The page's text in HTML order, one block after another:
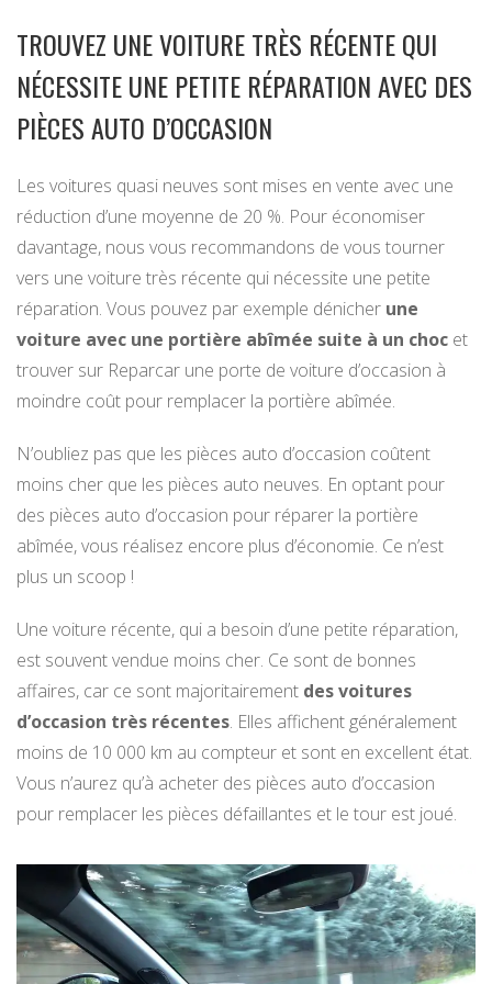
TROUVEZ UNE VOITURE TRÈS RÉCENTE QUI
NÉCESSITE UNE PETITE RÉPARATION AVEC DES
PIÈCES AUTO D’OCCASION
Les voitures quasi neuves sont mises en vente avec une
réduction d’une moyenne de 20 %. Pour économiser
davantage, nous vous recommandons de vous tourner
vers une voiture très récente qui nécessite une petite
réparation. Vous pouvez par exemple dénicher une
voiture avec une portière abîmée suite à un choc et
trouver sur Reparcar une porte de voiture d’occasion à
moindre coût pour remplacer la portière abîmée.
N’oubliez pas que les pièces auto d’occasion coûtent
moins cher que les pièces auto neuves. En optant pour
des pièces auto d’occasion pour réparer la portière
abîmée, vous réalisez encore plus d’économie. Ce n’est
plus un scoop !
Une voiture récente, qui a besoin d’une petite réparation,
est souvent vendue moins cher. Ce sont de bonnes
affaires, car ce sont majoritairement des voitures
d’occasion très récentes. Elles affichent généralement
moins de 10 000 km au compteur et sont en excellent état.
Vous n’aurez qu’à acheter des pièces auto d’occasion
pour remplacer les pièces défaillantes et le tour est joué.